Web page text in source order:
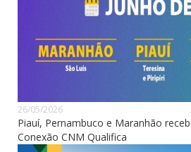
26/05/2026
Piauí, Pernambuco e Maranhão
Conexão CNM Qualifica